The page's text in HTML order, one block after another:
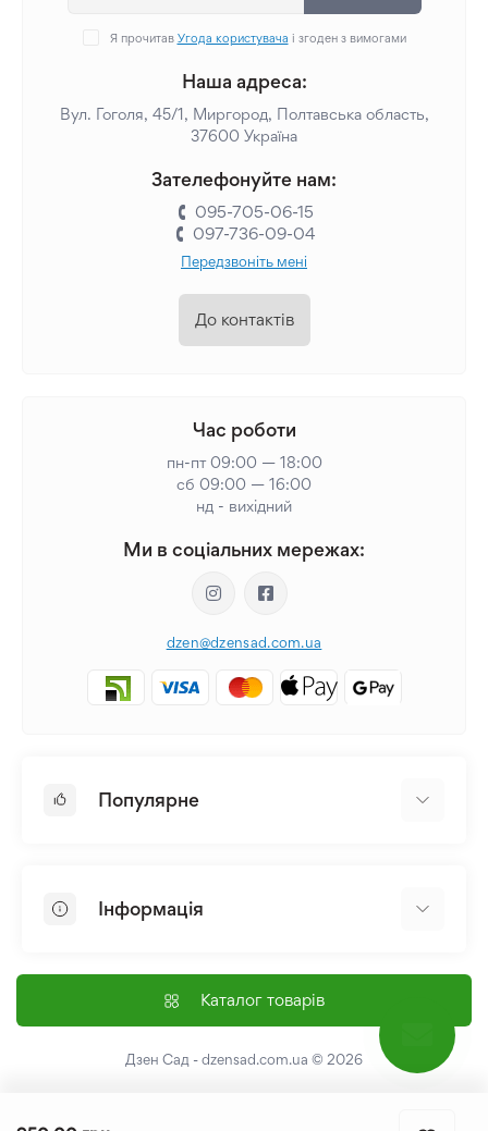
Я прочитав Угода користувача і згоден з вимогами
Наша адреса:
Вул. Гоголя, 45/1, Миргород, Полтавська область,
37600 Україна
Зателефонуйте нам:
095-705-06-15
097-736-09-04
Передзвоніть мені
До контактів
Час роботи
пн-пт 09:00 — 18:00
сб 09:00 — 16:00
нд - вихідний
Ми в соціальних мережах:
dzen@dzensad.com.ua
Популярне
Лілія
Насіння
Інформація
Доставка і оплата
Контакти
Каталог товарів
Дзен Сад - dzensad.com.ua © 2026